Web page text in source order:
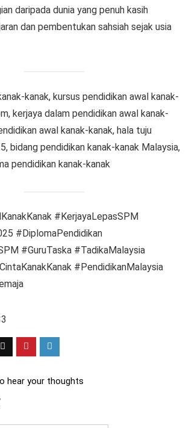
daripada dunia yang penuh kasih
dan pembentukan sahsiah sejak usia
kanak, kursus pendidikan awal kanak-
kerjaya dalam pendidikan awal kanak-
awal kanak-kanak, hala tuju
bidang pendidikan kanak-kanak Malaysia,
pendidikan kanak-kanak
#KerjayaLepasSPM
#DiplomaPendidikan
#GuruTaska #TadikaMalaysia
#PendidikanMalaysia
hear your thoughts